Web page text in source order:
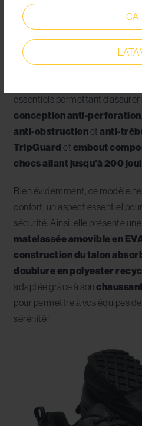
CA
par excellence
sécurité,
un modèle tire son
Cette chaussure conforme à la
essentiels permettant
conception anti-perforation
anti-obstructionet anti-
TripGuard et embout
chocs allant jusqu’à 200
Bien évidemment, ce modèle
confort, un aspect essentiel
sécurité. Ainsi, elle présente une
matelassée amovible en
construction du talon
doublure en polyester
adaptée grâce à son
pour permettre à vos équipes
sérénité !